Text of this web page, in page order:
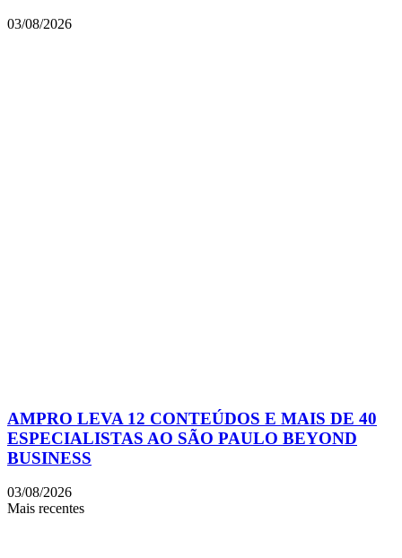
03/08/2026
AMPRO LEVA 12 CONTEÚDOS E MAIS DE 40
ESPECIALISTAS AO SÃO PAULO BEYOND
BUSINESS
03/08/2026
Mais recentes